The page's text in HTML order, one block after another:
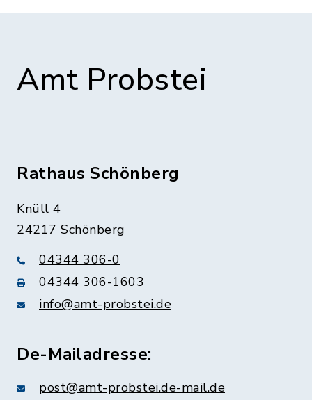
Amt Probstei
Rathaus Schönberg
Knüll 4
24217 Schönberg
04344 306-0
04344 306-1603
info@amt-probstei.de
De-Mailadresse:
post@amt-probstei.de-mail.de